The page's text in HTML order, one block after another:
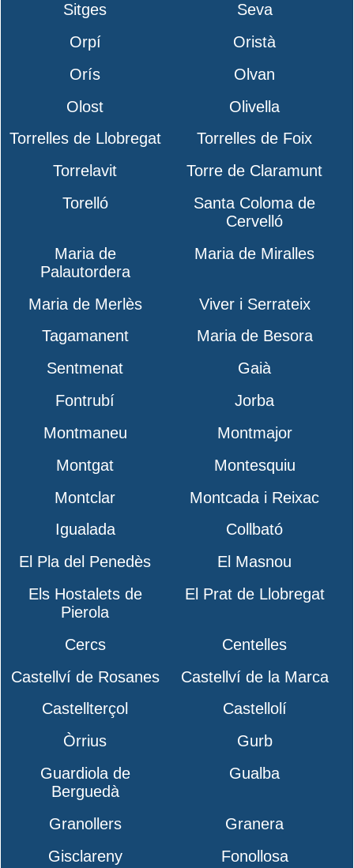
Sitges
Seva
Orpí
Oristà
Orís
Olvan
Olost
Olivella
Torrelles de Llobregat
Torrelles de Foix
Torrelavit
Torre de Claramunt
Torelló
Santa Coloma de
Cervelló
Maria de
Palautordera
Maria de Miralles
Maria de Merlès
Viver i Serrateix
Tagamanent
Maria de Besora
Sentmenat
Gaià
Fontrubí
Jorba
Montmaneu
Montmajor
Montgat
Montesquiu
Montclar
Montcada i Reixac
Igualada
Collbató
El Pla del Penedès
El Masnou
Els Hostalets de
Pierola
El Prat de Llobregat
Cercs
Centelles
Castellví de Rosanes
Castellví de la Marca
Castellterçol
Castellolí
Òrrius
Gurb
Guardiola de
Berguedà
Gualba
Granollers
Granera
Gisclareny
Fonollosa